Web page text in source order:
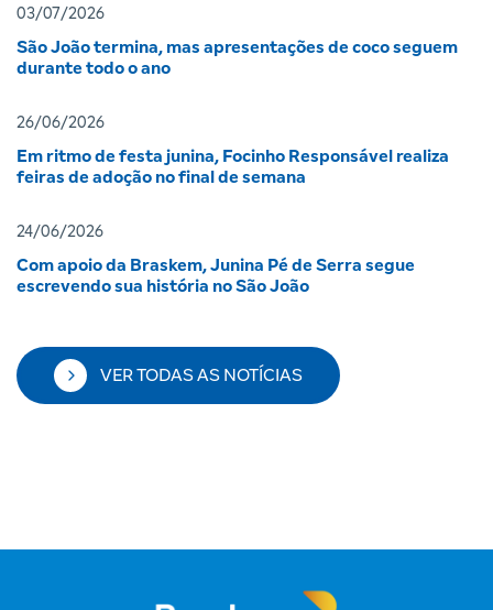
03/07/2026
São João termina, mas apresentações de coco seguem
durante todo o ano
26/06/2026
Em ritmo de festa junina, Focinho Responsável realiza
feiras de adoção no final de semana
24/06/2026
Com apoio da Braskem, Junina Pé de Serra segue
escrevendo sua história no São João
VER TODAS AS NOTÍCIAS